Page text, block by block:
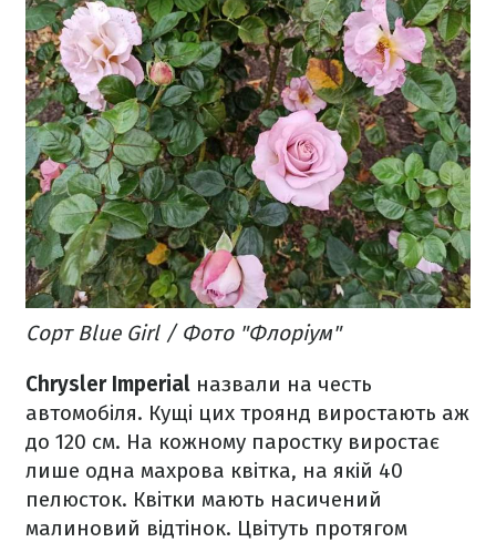
Сорт Blue Girl / Фото "Флоріум"
Chrysler Imperial назвали на честь
автомобіля. Кущі цих троянд виростають аж
до 120 см. На кожному паростку виростає
лише одна махрова квітка, на якій 40
пелюсток. Квітки мають насичений
малиновий відтінок. Цвітуть протягом